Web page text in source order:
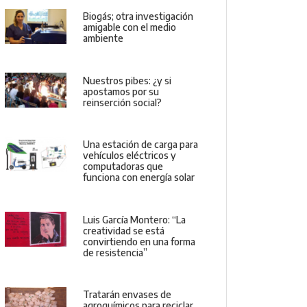
Biogás; otra investigación
amigable con el medio
ambiente
Nuestros pibes: ¿y si
apostamos por su
reinserción social?
Una estación de carga para
vehículos eléctricos y
computadoras que
funciona con energía solar
Luis García Montero: “La
creatividad se está
convirtiendo en una forma
de resistencia”
Tratarán envases de